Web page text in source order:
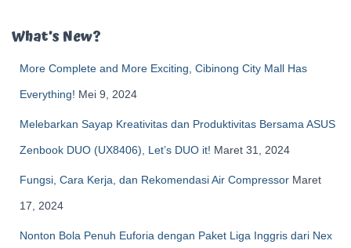
What’s New?
More Complete and More Exciting, Cibinong City Mall Has
Everything! Mei 9, 2024
Melebarkan Sayap Kreativitas dan Produktivitas Bersama ASUS
Zenbook DUO (UX8406), Let’s DUO it! Maret 31, 2024
Fungsi, Cara Kerja, dan Rekomendasi Air Compressor Maret
17, 2024
Nonton Bola Penuh Euforia dengan Paket Liga Inggris dari Nex